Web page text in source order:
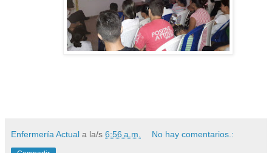
Enfermería Actual a la/s 6:56 a.m. No hay comentarios.: